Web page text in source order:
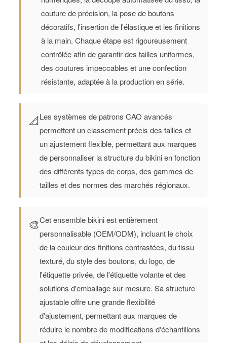
couture de précision, la pose de boutons
décoratifs, l'insertion de l'élastique et les finitions
à la main. Chaque étape est rigoureusement
contrôlée afin de garantir des tailles uniformes,
des coutures impeccables et une confection
résistante, adaptée à la production en série.
📐Les systèmes de patrons CAO avancés
permettent un classement précis des tailles et
un ajustement flexible, permettant aux marques
de personnaliser la structure du bikini en fonction
des différents types de corps, des gammes de
tailles et des normes des marchés régionaux.
🎨Cet ensemble bikini est entièrement
personnalisable (OEM/ODM), incluant le choix
de la couleur des finitions contrastées, du tissu
texturé, du style des boutons, du logo, de
l'étiquette privée, de l'étiquette volante et des
solutions d'emballage sur mesure. Sa structure
ajustable offre une grande flexibilité
d'ajustement, permettant aux marques de
réduire le nombre de modifications d'échantillons